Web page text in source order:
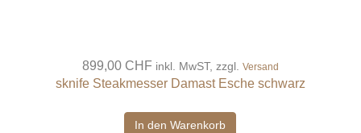
899,00 CHF inkl. MwST, zzgl. Versand
sknife Steakmesser Damast Esche schwarz
In den Warenkorb